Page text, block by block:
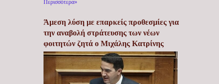
Περισσότερα»
Άμεση λύση με επαρκείς προθεσμίες για
την αναβολή στράτευσης των νέων
φοιτητών ζητά ο Μιχάλης Κατρίνης